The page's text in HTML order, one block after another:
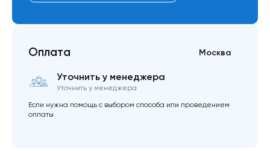
Оплата Москва
Уточнить у менеджера
Уточнить у менеджера
Если нужна помощь с выбором способа или проведением
оплаты